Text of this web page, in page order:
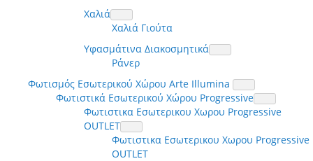
Χαλιά
Χαλιά Γιούτα
Υφασμάτινα Διακοσμητικά
Ράνερ
Φωτισμός Εσωτερικού Χώρου Arte Illumina
Φωτιστικά Εσωτερικού Χώρου Progressive
Φωτιστικα Εσωτερικου Χωρου Progressive
OUTLET
Φωτιστικα Εσωτερικου Χωρου Progressive
OUTLET